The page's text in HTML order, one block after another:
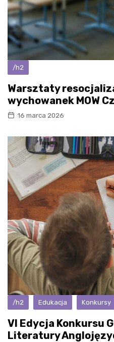
/h2
Warsztaty
wychowanek MOW
16 marca 2026
/h2 Edukacja Konkursy
VI Edycja Konkursu
Literatury